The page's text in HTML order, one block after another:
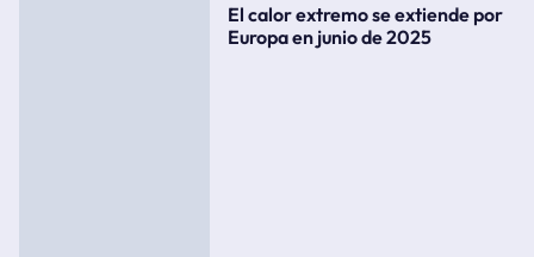
El calor extremo se extiende por
Europa en junio de 2025